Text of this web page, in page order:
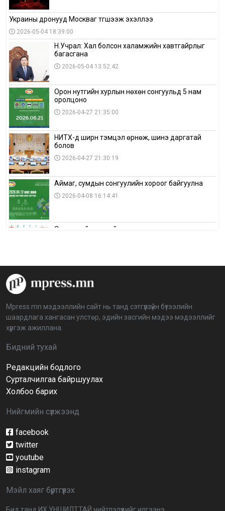
Украины дронууд Москваг түгшээж эхэллээ
2026-05-04 18:39:00
Н.Учрал: Хал болсон халамжийн хавтгайрлыг
багасгана
2026-05-04 13:52:42
Орон нутгийн хурлын нөхөн сонгуульд 5 нам
оролцоно
2026-04-27 21:35:00
НИТХ-д ширүүн тэмцэл өрнөж, шинэ даргатай
болов
2026-04-27 21:30:19
Аймаг, сумдын сонгуулийн хороог байгуулна
2026-04-08 16:14:41
Сонгуулийн хуулийн зөрчил, шалгах,
аймагт үргэлжилж байна
BTS-ийн тоглолтыг Netflix дэлхий даяар шууд
дамжуулна
Иргэдийн төлөөлөгчдийн хурлын 2026 оны
нөхөн сонгууль 6 дугаар сарын 21-нд болно
Д.Тэгшбаяр: НҮБ-ын тогтоол санаачилж,
Улс төрийн намуудын 2025 оны тайлан олон
Mpress.mn мэдээллийн сайт нь танд сэтгүүлзүйн бүтээлийн
шаардлага хангасан улстөр, эдийн засгийн мэдээ мэдээллийг
хүргэж ажиллана.
Бидний тухай
Редакцийн бодлого
Сурталчилгаа байршуулах
Холбоо барих
Нийгмийн сүлжээнд
facebook
twitter
youtube
instagram
Мэйл хаяг бүртгүүлэх